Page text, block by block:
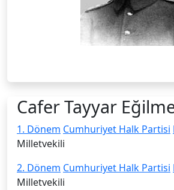
Cafer Tayyar
1. Dönem Cumhuriyet Halk Partisi
Milletvekili
2. Dönem Cumhuriyet Halk Partisi
Milletvekili